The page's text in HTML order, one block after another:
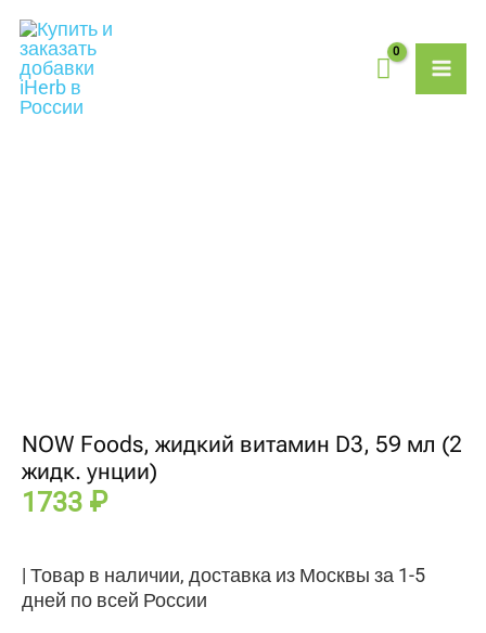
содержимому
NOW Foods, жидкий витамин D3, 59 мл (2
жидк. унции)
1733 ₽
| Товар в наличии, доставка из Москвы за 1-5
дней по всей России
унции)